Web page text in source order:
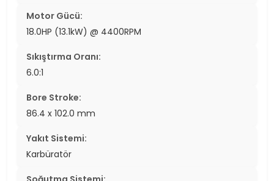
Motor Gücü:
18.0HP (13.1kW) @ 4400RPM
Sıkıştırma Oranı:
6.0:1
Bore Stroke:
86.4 x 102.0 mm
Yakıt Sistemi:
Karbüratör